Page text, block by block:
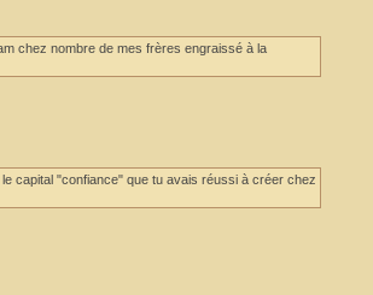
chez nombre de mes frères engraissé à la
capital "confiance" que tu avais réussi à créer chez